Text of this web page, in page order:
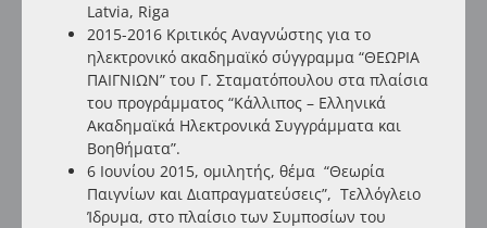
Latvia, Riga
2015-2016 Κριτικός Αναγνώστης για το
ηλεκτρονικό ακαδημαϊκό σύγγραμμα “ΘΕΩΡΙΑ
ΠΑΙΓΝΙΩΝ” του Γ. Σταματόπουλου στα πλαίσια
του προγράμματος “Κάλλιπος – Ελληνικά
Ακαδημαϊκά Ηλεκτρονικά Συγγράμματα και
Βοηθήματα”.
6 Ιουνίου 2015, ομιλητής, θέμα “Θεωρία
Παιγνίων και Διαπραγματεύσεις”, Τελλόγλειο
Ίδρυμα, στο πλαίσιο των Συμποσίων του